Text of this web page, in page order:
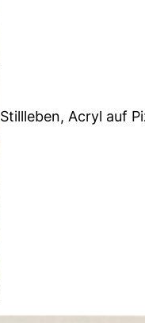
Stillleben, Acryl auf